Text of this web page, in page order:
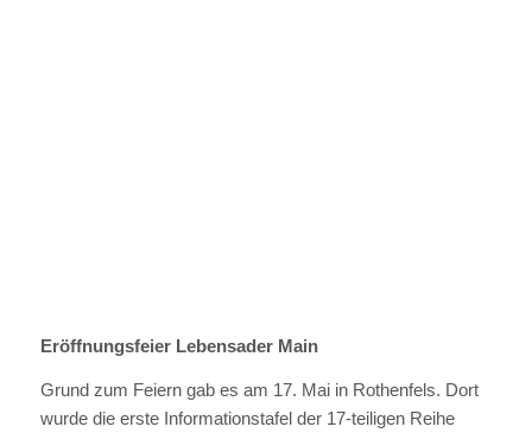
Eröffnungsfeier Lebensader Main
Grund zum Feiern gab es am 17. Mai in Rothenfels. Dort
wurde die erste Informationstafel der 17-teiligen Reihe